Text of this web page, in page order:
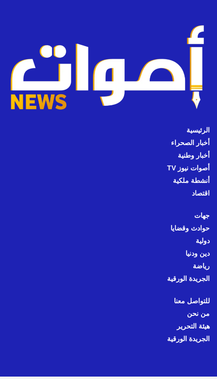
الرئيسية
أخبار الصحراء
أخبار وطنية
أصوات نيوز TV
أنشطة ملكية
اقتصاد
جهات
حوادث وقضايا
دولية
دين ودنيا
رياضة
الجريدة الورقية
للتواصل معنا
من نحن
هيئة التحرير
الجريدة الورقية